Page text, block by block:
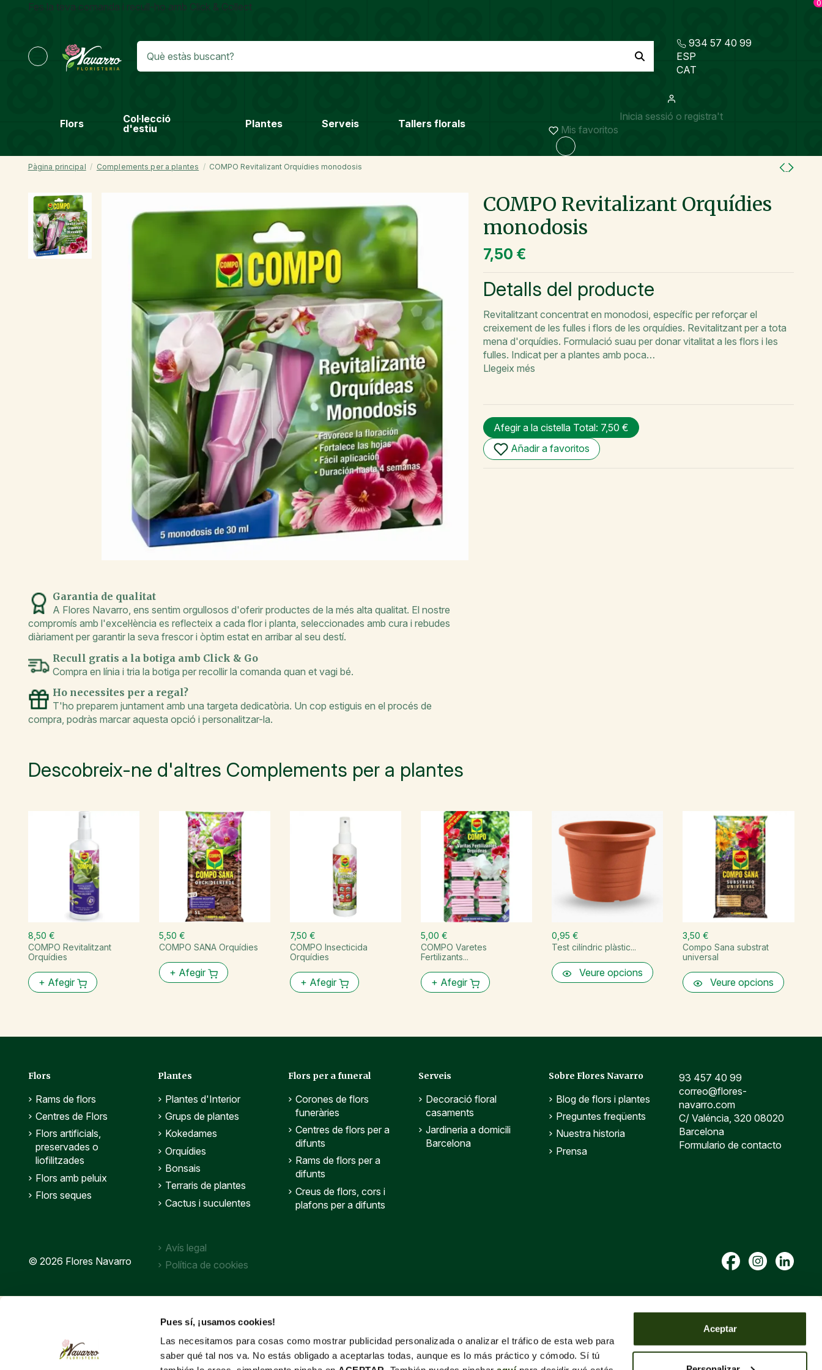
Pues sí, ¡usamos cookies!
Las necesitamos para cosas como mostrar publicidad personalizada o analizar el tráfico de esta web para
saber qué tal nos va. No estás obligado a aceptarlas todas, aunque es lo más práctico y cómodo. Sí tú
Aceptar
Fes la teva comanda i recull-ho amb Click & Collect
934 57 40 99
ESP
CAT
Flors
Col·lecció
d'estiu
Plantes Serveis Tallers florals
Inicia sessió o registra't
Mis favoritos
0
Pàgina principal Complements per a plantes COMPO Revitalizant Orquídies monodosis
Garantia de qualitat
A Flores Navarro, ens sentim orgullosos d'oferir productes de la més alta qualitat. El nostre
compromís amb l'excel·lència es reflecteix a cada flor i planta, seleccionades amb cura i rebudes
diàriament per garantir la seva frescor i òptim estat en arribar al seu destí.
Recull gratis a la botiga amb Click & Go
Compra en línia i tria la botiga per recollir la comanda quan et vagi bé.
Ho necessites per a regal?
T'ho preparem juntament amb una targeta dedicatòria. Un cop estiguis en el procés de
compra, podràs marcar aquesta opció i personalitzar-la.
COMPO Revitalizant Orquídies
monodosis
7,50 €
Detalls del producte
Revitalitzant concentrat en monodosi, específic per reforçar el
creixement de les fulles i flors de les orquídies. Revitalitzant per a tota
mena d'orquídies. Formulació suau per donar vitalitat a les flors i les
fulles. Indicat per a plantes amb poca…
Llegeix més
Afegir a la cistella Total: 7,50 €
Añadir a favoritos
Descobreix-ne d'altres Complements per a plantes
8,50 €
COMPO Revitalitzant
Orquídies
+ Afegir
5,50 €
COMPO SANA Orquídies
+ Afegir
7,50 €
COMPO Insecticida
Orquídies
+ Afegir
5,00 €
COMPO Varetes
Fertilizants...
+ Afegir
0,95 €
Test cilíndric plàstic...
Veure opcions
3,50 €
Compo Sana substrat
universal
Veure opcions
Flors
Rams de flors
Centres de Flors
Flors artificials,
preservades o
liofilitzades
Flors amb peluix
Flors seques
Plantes
Plantes d'Interior
Grups de plantes
Kokedames
Orquídies
Bonsais
Terraris de plantes
Cactus i suculentes
Flors per a funeral
Corones de flors
funeràries
Centres de flors per a
difunts
Rams de flors per a
difunts
Creus de flors, cors i
plafons per a difunts
Serveis
Decoració floral
casaments
Jardineria a domicili
Barcelona
Sobre Flores Navarro
Blog de flors i plantes
Preguntes freqüents
Nuestra historia
Prensa
93 457 40 99
correo@flores-
navarro.com
C/ Valéncia, 320 08020
Barcelona
Formulario de contacto
© 2026 Flores Navarro
Avís legal
Política de cookies